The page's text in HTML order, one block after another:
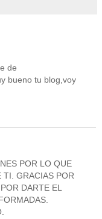
de
bueno tu blog,voy
POR LO QUE
TI. GRACIAS POR
DARTE EL